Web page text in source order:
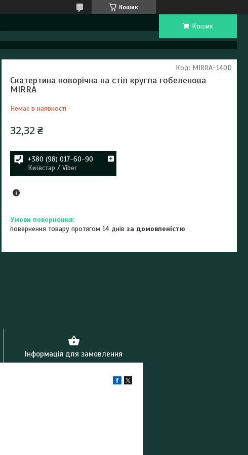
Кошик
Кошик
Скатертина новорічна на стіл кругла гобеленова
MIRRA
Немає в наявності
Код: MIRRA-140D
32,32 ₴
+380 (98) 017-60-90
Київстар / Viber
повернення товару протягом 14 днівза домовленістю
Інформація для замовлення